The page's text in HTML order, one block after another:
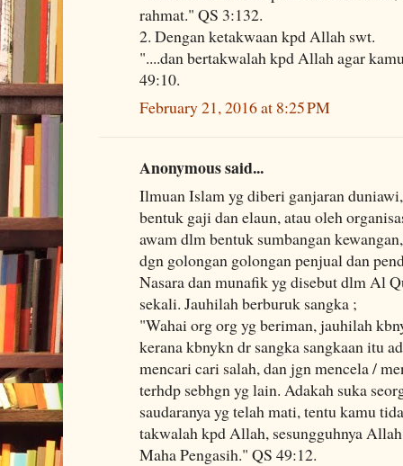
rahmat." QS 3:132.
2. Dengan ketakwaan kpd Allah swt.
"....dan bertakwalah kpd Allah agar
49:10.
February 21, 2016 at 8:25 PM
Anonymous said...
Ilmuan Islam yg diberi ganjaran
bentuk gaji dan elaun, atau oleh
awam dlm bentuk sumbangan
dgn golongan golongan penjual dan
Nasara dan munafik yg disebut dlm Al
sekali. Jauhilah berburuk sangka ;
"Wahai org org yg beriman, jauhilah
kerana kbnykn dr sangka sangkaan itu
mencari cari salah, dan jgn mencela /
terhdp sebhgn yg lain. Adakah suka
saudaranya yg telah mati, tentu kamu
takwalah kpd Allah, sesungguhnya
Maha Pengasih." QS 49:12.